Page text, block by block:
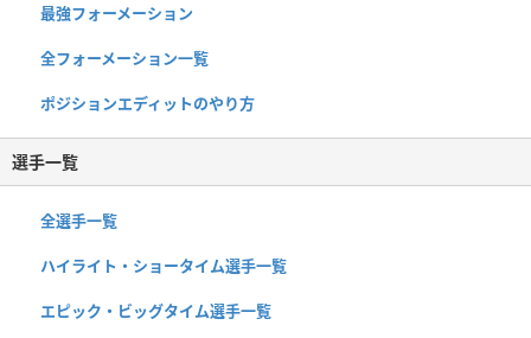
最強フォーメーション
全フォーメーション一覧
ポジションエディットのやり方
選手一覧
全選手一覧
ハイライト・ショータイム選手一覧
エピック・ビッグタイム選手一覧